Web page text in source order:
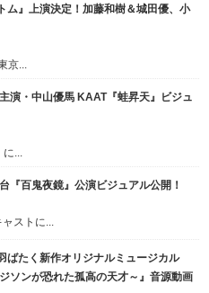
ム』上演決定！加藤和樹＆城田優、小
京...
演・中山優馬 KAAT『蛙昇天』ビジュ
に...
『百鬼夜鏡』公演ビジュアル公開！
ストに...
ばたく新作オリジナルミュージカル
ソンが恐れた孤高の天才～』音源動画